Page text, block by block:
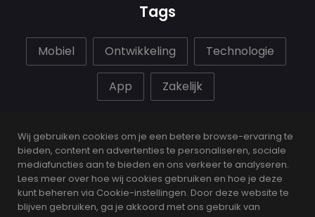
Tags
Mobiel Ontwikkeling Technologie
App Zakelijk
Wij gebruiken cookies om je een betere browse-ervaring te
bieden, content en advertenties te personaliseren, sociale
mediafuncties aan te bieden en ons verkeer te analyseren.
Lees meer over hoe wij cookies gebruiken en hoe je deze
kunt beheren via Cookie-instellingen. Door deze website te
blijven gebruiken, ga je akkoord met ons gebruik van